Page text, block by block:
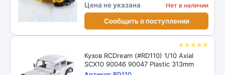
Цена не указана Нет в наличии
Сообщить о поступлении
☆☆☆☆☆
Кузов RCDream (#RD110) 1/10 Axial
SCX10 90046 90047 Plastic 313mm